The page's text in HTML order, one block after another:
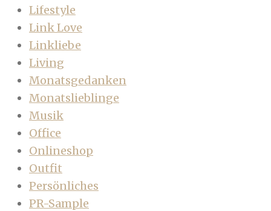
Lifestyle
Link Love
Linkliebe
Living
Monatsgedanken
Monatslieblinge
Musik
Office
Onlineshop
Outfit
Persönliches
PR-Sample